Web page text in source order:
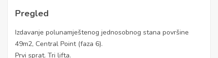
Pregled
Izdavanje polunamještenog jednosobnog stana površine
49m2, Central Point (faza 6).
Prvi sprat. Tri lifta.